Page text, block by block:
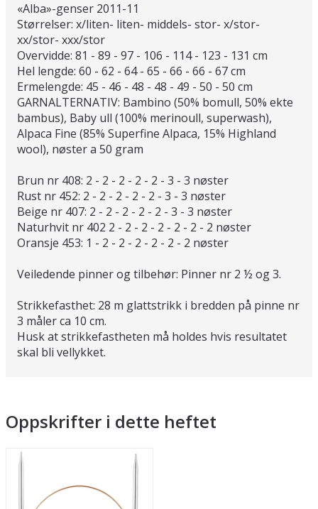
«Alba»-genser 2011-11
Størrelser: x/liten- liten- middels- stor- x/stor-
xx/stor- xxx/stor
Overvidde: 81 - 89 - 97 - 106 - 114 - 123 - 131 cm
Hel lengde: 60 - 62 - 64 - 65 - 66 - 66 - 67 cm
Ermelengde: 45 - 46 - 48 - 48 - 49 - 50 - 50 cm
GARNALTERNATIV: Bambino (50% bomull, 50% ekte
bambus), Baby ull (100% merinoull, superwash),
Alpaca Fine (85% Superfine Alpaca, 15% Highland
wool), nøster a 50 gram
Brun nr 408: 2 - 2 - 2 - 2 - 2 - 3 - 3 nøster
Rust nr 452: 2 - 2 - 2 - 2 - 2 - 3 - 3 nøster
Beige nr 407: 2 - 2 - 2 - 2 - 2 - 3 - 3 nøster
Naturhvit nr 402 2 - 2 - 2 - 2 - 2 - 2 - 2 nøster
Oransje 453: 1 - 2 - 2 - 2 - 2 - 2 - 2 nøster
Veiledende pinner og tilbehør: Pinner nr 2 ½ og 3.
Strikkefasthet: 28 m glattstrikk i bredden på pinne nr
3 måler ca 10 cm.
Husk at strikkefastheten må holdes hvis resultatet
skal bli vellykket.
Oppskrifter i dette heftet